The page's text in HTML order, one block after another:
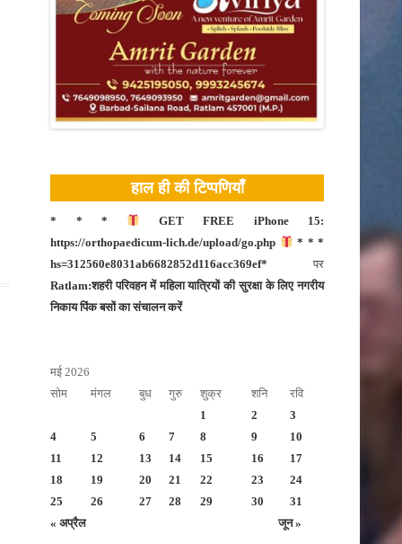
जबलपुर
झाबुआ
छिंदवाड़ा
धार
पन्ना
नीमच
दतिया
नरसिंहपुर
मंदसौर
भोपाल
बुरहानपुर
उज्जैन
भोपाल
हाल ही की टिप्पणियाँ
* * *
GET FREE iPhone 15:
https://orthopaedicum-lich.de/upload/go.php
* * *
hs=312560e8031ab6682852d116acc369ef* पर
Ratlam:शहरी परिवहन में महिला यात्रियों की सुरक्षा के लिए नगरीय
निकाय पिंक बसों का संचालन करें
मई 2026
सोम
मंगल बुध गुरु शुक्र शनि रवि
« अप्रैल जून »
1 2
3
4
5 6 7 8 9
10
11
12 13 14 15 16
17
18
19 20 21 22 23
24
25
26 27 28 29 30 31